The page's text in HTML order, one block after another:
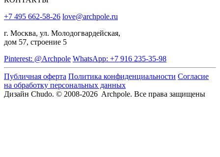
+7 495 662-58-26 love@archpole.ru
г. Москва, ул. Молодогвардейская,
дом 57, строение 5
Pinterest: @Archpole WhatsApp: +7 916 235-35-98
Публичная оферта Политика конфиденциальности Согласие
на обработку персональных данных
Дизайн Chudo. © 2008-2026 Archpole. Все права защищены